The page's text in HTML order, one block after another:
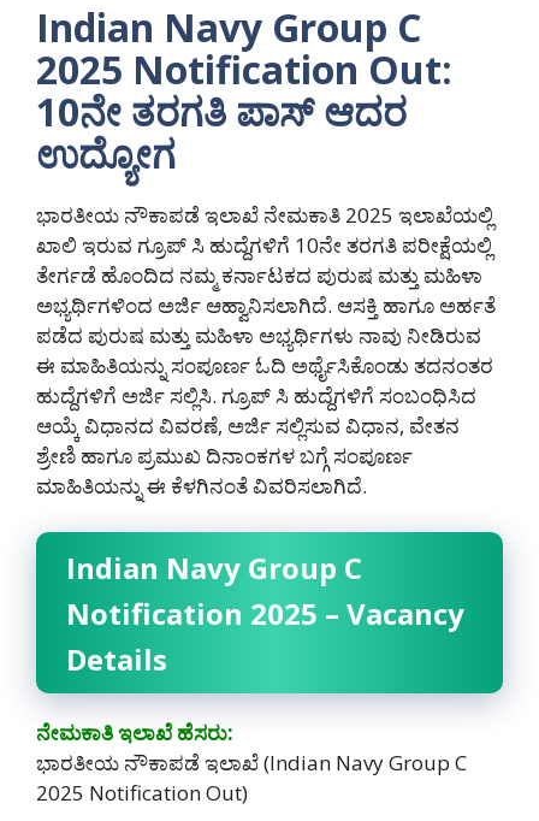
Indian Navy Group C
2025 Notification Out:
10ನೇ ತರಗತಿ ಪಾಸ್ ಆದರ
ಉದ್ಯೋಗ
ಭಾರತೀಯ ನೌಕಾಪಡೆ ಇಲಾಖೆ ನೇಮಕಾತಿ 2025 ಇಲಾಖೆಯಲ್ಲಿ
ಖಾಲಿ ಇರುವ ಗ್ರೂಪ್ ಸಿ ಹುದ್ದೆಗಳಿಗೆ 10ನೇ ತರಗತಿ ಪರೀಕ್ಷೆಯಲ್ಲಿ
ತೇರ್ಗಡೆ ಹೊಂದಿದ ನಮ್ಮ ಕರ್ನಾಟಕದ ಪುರುಷ ಮತ್ತು ಮಹಿಳಾ
ಅಭ್ಯರ್ಥಿಗಳಿಂದ ಅರ್ಜಿ ಆಹ್ವಾನಿಸಲಾಗಿದೆ. ಆಸಕ್ತಿ ಹಾಗೂ ಅರ್ಹತೆ
ಪಡೆದ ಪುರುಷ ಮತ್ತು ಮಹಿಳಾ ಅಭ್ಯರ್ಥಿಗಳು ನಾವು ನೀಡಿರುವ
ಈ ಮಾಹಿತಿಯನ್ನು ಸಂಪೂರ್ಣ ಓದಿ ಅರ್ಥೈಸಿಕೊಂಡು ತದನಂತರ
ಹುದ್ದೆಗಳಿಗೆ ಅರ್ಜಿ ಸಲ್ಲಿಸಿ. ಗ್ರೂಪ್ ಸಿ ಹುದ್ದೆಗಳಿಗೆ ಸಂಬಂಧಿಸಿದ
ಆಯ್ಕೆ ವಿಧಾನದ ವಿವರಣೆ, ಅರ್ಜಿ ಸಲ್ಲಿಸುವ ವಿಧಾನ, ವೇತನ
ಶ್ರೇಣಿ ಹಾಗೂ ಪ್ರಮುಖ ದಿನಾಂಕಗಳ ಬಗ್ಗೆ ಸಂಪೂರ್ಣ
ಮಾಹಿತಿಯನ್ನು ಈ ಕೆಳಗಿನಂತೆ ವಿವರಿಸಲಾಗಿದೆ.
Indian Navy Group C
Notification 2025 – Vacancy
Details
ನೇಮಕಾತಿ ಇಲಾಖೆ ಹೆಸರು:
ಭಾರತೀಯ ನೌಕಾಪಡೆ ಇಲಾಖೆ (Indian Navy Group C
2025 Notification Out)